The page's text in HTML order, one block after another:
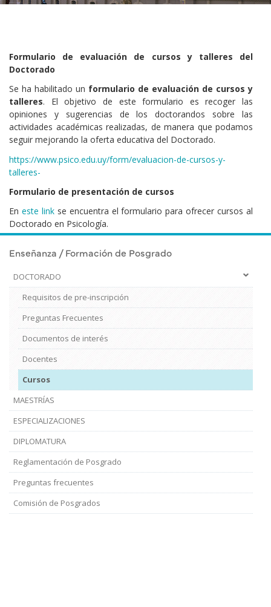
Enseñanza / Formación de Posgrado
DOCTORADO
Requisitos de pre-inscripción
Preguntas Frecuentes
Documentos de interés
Docentes
Cursos
MAESTRÍAS
ESPECIALIZACIONES
DIPLOMATURA
Reglamentación de Posgrado
Preguntas frecuentes
Comisión de Posgrados
Formulario de evaluación de cursos y talleres del
Doctorado
Se ha habilitado un formulario de evaluación de cursos y
talleres. El objetivo de esteformulario es recoger las
opiniones y sugerencias de los doctorandos sobre las
actividades académicas realizadas, de manera que podamos
seguir mejorando la oferta educativa del Doctorado.
https://www.psico.edu.uy/form/evaluacion-de-cursos-y-
talleres-
Formulario de presentación de cursos
En este linkse encuentra el formulario para ofrecer cursos al
Doctorado en Psicología.